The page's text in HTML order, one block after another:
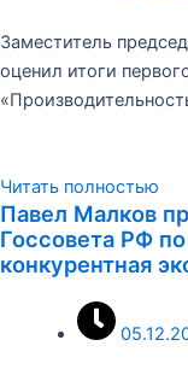
Заместитель
оценил итоги
Читать полностью
Павел Малков
Госсовета РФ
конкурентная